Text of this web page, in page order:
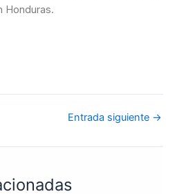
Honduras.
Entrada siguiente →